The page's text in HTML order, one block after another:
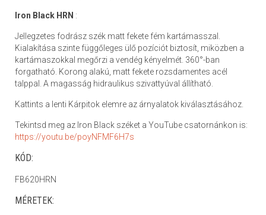
Iron Black HRN :
Jellegzetes fodrász szék matt fekete fém kartámasszal.
Kialakítása szinte függőleges ülő pozíciót biztosít, miközben a
kartámaszokkal megőrzi a vendég kényelmét. 360°-ban
forgatható. Korong alakú, matt fekete rozsdamentes acél
talppal. A magasság hidraulikus szivattyúval állítható.
Kattints a lenti Kárpitok elemre az árnyalatok kiválasztásához.
Tekintsd meg az Iron Black széket a YouTube csatornánkon is:
https://youtu.be/poyNFMF6H7s
KÓD:
FB620HRN
MÉRETEK: